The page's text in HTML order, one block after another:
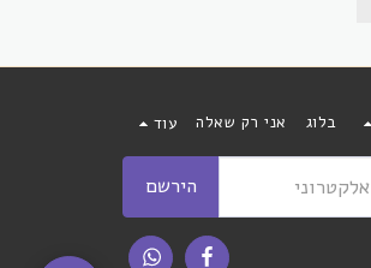
בלוג אני רק שאלה עוד
הירשם